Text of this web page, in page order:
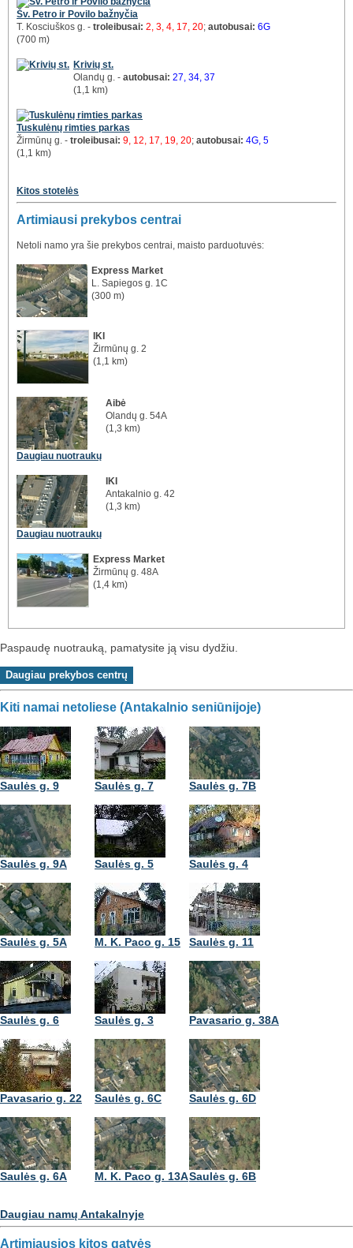
Šv. Petro ir Povilo bažnyčia
T. Kosciuškos g. - troleibusai: 2, 3, 4, 17, 20; autobusai: 6G
(700 m)
Krivių st.
Olandų g. - autobusai: 27, 34, 37
(1,1 km)
Tuskulėnų rimties parkas
Žirmūnų g. - troleibusai: 9, 12, 17, 19, 20; autobusai: 4G, 5
(1,1 km)
Kitos stotelės
Artimiausi prekybos centrai
Netoli namo yra šie prekybos centrai, maisto parduotuvės:
Express Market
L. Sapiegos g. 1C
(300 m)
IKI
Žirmūnų g. 2
(1,1 km)
Daugiau nuotraukų
Aibė
Olandų g. 54A
(1,3 km)
Daugiau nuotraukų
IKI
Antakalnio g. 42
(1,3 km)
Express Market
Žirmūnų g. 48A
(1,4 km)
Paspaudę nuotrauką, pamatysite ją visu dydžiu.
Kiti namai netoliese (Antakalnio seniūnijoje)
Saulės g. 9 Saulės g. 7 Saulės g. 7B
Saulės g. 9A Saulės g. 5 Saulės g. 4
Saulės g. 5A M. K. Paco g. 15 Saulės g. 11
Saulės g. 6 Saulės g. 3 Pavasario g. 38A
Pavasario g. 22 Saulės g. 6C Saulės g. 6D
Saulės g. 6A M. K. Paco g. 13ASaulės g. 6B
Daugiau namų Antakalnyje
Artimiausios kitos gatvės